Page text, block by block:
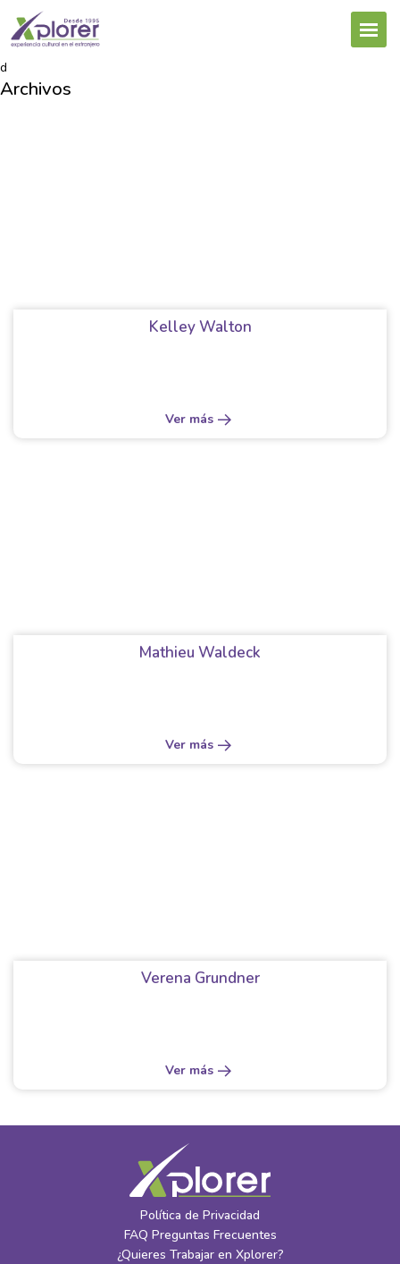
d
Archivos
Kelley Walton
Ver más
Mathieu Waldeck
Ver más
Verena Grundner
Ver más
Política de Privacidad
FAQ Preguntas Frecuentes
¿Quieres Trabajar en Xplorer?